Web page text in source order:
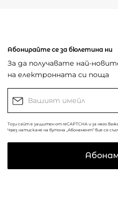
Абонирайте се за бюлетина ни
За да получавате най-
на електронната си поща
Този сайт е защитен от reCAPTCHA и за него
Чрез натискане на бутона „Абонамент“ вие се